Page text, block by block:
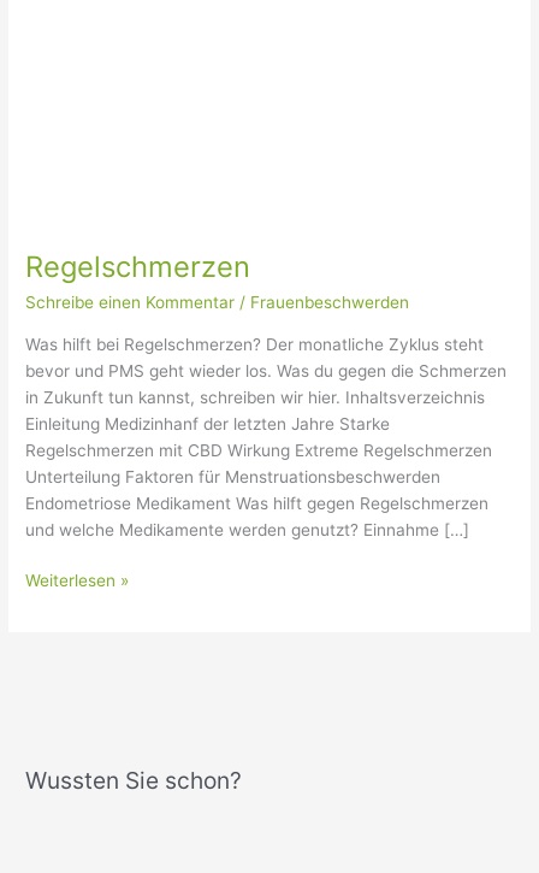
Regelschmerzen
Schreibe einen Kommentar / Frauenbeschwerden
Was hilft bei Regelschmerzen? Der monatliche Zyklus steht
bevor und PMS geht wieder los. Was du gegen die Schmerzen
in Zukunft tun kannst, schreiben wir hier. Inhaltsverzeichnis
Einleitung Medizinhanf der letzten Jahre Starke
Regelschmerzen mit CBD Wirkung Extreme Regelschmerzen
Unterteilung Faktoren für Menstruationsbeschwerden
Endometriose Medikament Was hilft gegen Regelschmerzen
und welche Medikamente werden genutzt? Einnahme […]
Weiterlesen »
Wussten Sie schon?